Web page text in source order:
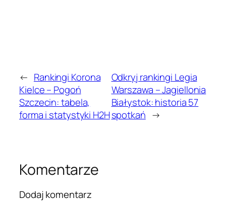
← Rankingi Korona
Kielce – Pogoń
Szczecin: tabela,
forma i statystyki H2H
Odkryj rankingi Legia
Warszawa – Jagiellonia
Białystok: historia 57
spotkań →
Komentarze
Dodaj komentarz